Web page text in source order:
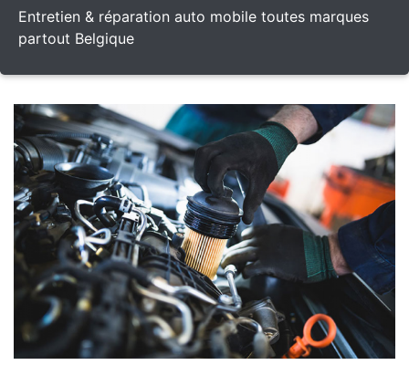
Entretien & réparation auto mobile toutes marques
partout Belgique